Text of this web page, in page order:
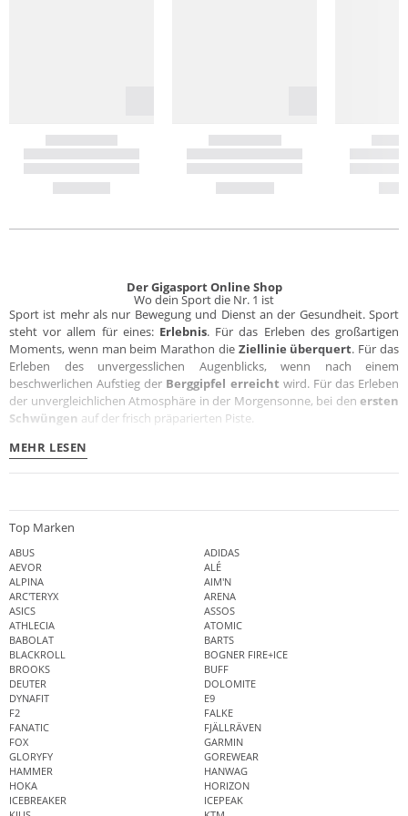
Der Gigasport Online Shop
Wo dein Sport die Nr. 1 ist
Sport ist mehr als nur Bewegung und Dienst an der Gesundheit. Sport
steht vor allem für eines: Erlebnis. Für das Erleben des großartigen
Moments, wenn man beim Marathon die Ziellinie überquert. Für das
Erleben des unvergesslichen Augenblicks, wenn nach einem
beschwerlichen Aufstieg der Berggipfel erreicht wird. Für das Erleben
der unvergleichlichen Atmosphäre in der Morgensonne, bei den ersten
Schwüngen auf der frisch präparierten Piste.
MEHR LESEN
Top Marken
ABUS
ADIDAS
AEVOR
ALÉ
ALPINA
AIM'N
ARC'TERYX
ARENA
ASICS
ASSOS
ATHLECIA
ATOMIC
BABOLAT
BARTS
BLACKROLL
BOGNER FIRE+ICE
BROOKS
BUFF
DEUTER
DOLOMITE
DYNAFIT
E9
F2
FALKE
FANATIC
FJÄLLRÄVEN
FOX
GARMIN
GLORYFY
GOREWEAR
HAMMER
HANWAG
HOKA
HORIZON
ICEBREAKER
ICEPEAK